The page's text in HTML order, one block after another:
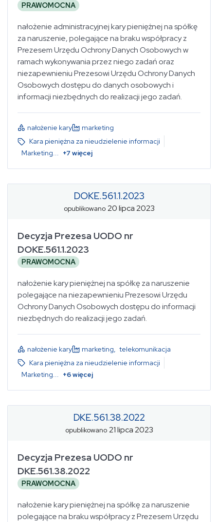
PRAWOMOCNA
nałożenie administracyjnej kary pieniężnej na spółkę
za naruszenie, polegające na braku współpracy z
Prezesem Urzędu Ochrony Danych Osobowych w
ramach wykonywania przez niego zadań oraz
niezapewnieniu Prezesowi Urzędu Ochrony Danych
Osobowych dostępu do danych osobowych i
informacji niezbędnych do realizacji jego zadań.
nałożenie kary
marketing
Kara pieniężna za nieudzielenie informacji
Marketing... +7 więcej
DOKE.561.1.2023
opublikowano 20 lipca 2023
Decyzja Prezesa UODO nr
DOKE.561.1.2023
PRAWOMOCNA
nałożenie kary pieniężnej na spółkę za naruszenie
polegające na niezapewnieniu Prezesowi Urzędu
Ochrony Danych Osobowych dostępu do informacji
niezbędnych do realizacji jego zadań.
nałożenie kary marketing, telekomunikacja
Kara pieniężna za nieudzielenie informacji
Marketing
+6więcej
DKE.561.38.2022
opublikowano 21 lipca 2023
Decyzja Prezesa UODO nr
DKE.561.38.2022
PRAWOMOCNA
nałożenie kary pieniężnej na spółkę za naruszenie
polegające na braku współpracy z Prezesem Urzędu